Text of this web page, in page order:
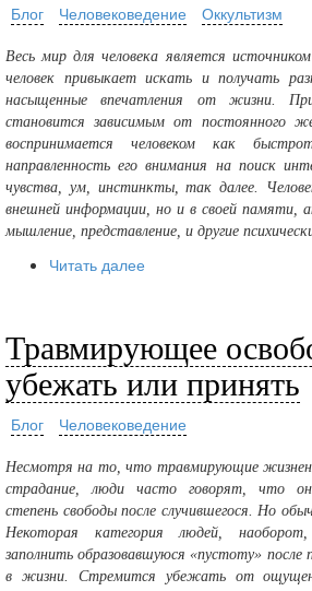
Блог Человековедение Оккультизм
Весь мир для человека является
человек привыкает искать и получать
насыщенные впечатления от жизни.
становится зависимым от постоянного
воспринимается человеком как
направленность его внимания на поиск
чувства, ум, инстинкты, так далее.
внешней информации, но и в своей памяти,
мышление, представление, и другие
Читать далее
Травмирующее
убежать или принять
Блог Человековедение
Несмотря на то, что травмирующие
страдание, люди часто говорят, что
степень свободы после случившегося. Но
Некоторая категория людей,
заполнить образовавшуюся «пустоту» после
в жизни. Стремится убежать от